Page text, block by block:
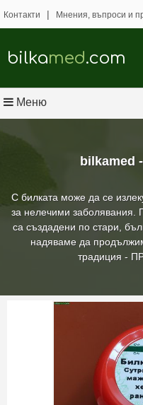
bilkamed
С билката може да се
за нелечими заболявания.
са създадени по стари,
надяваме да
традиция -
Контакти | Мнения, въпроси и
bilkamed.com
Меню